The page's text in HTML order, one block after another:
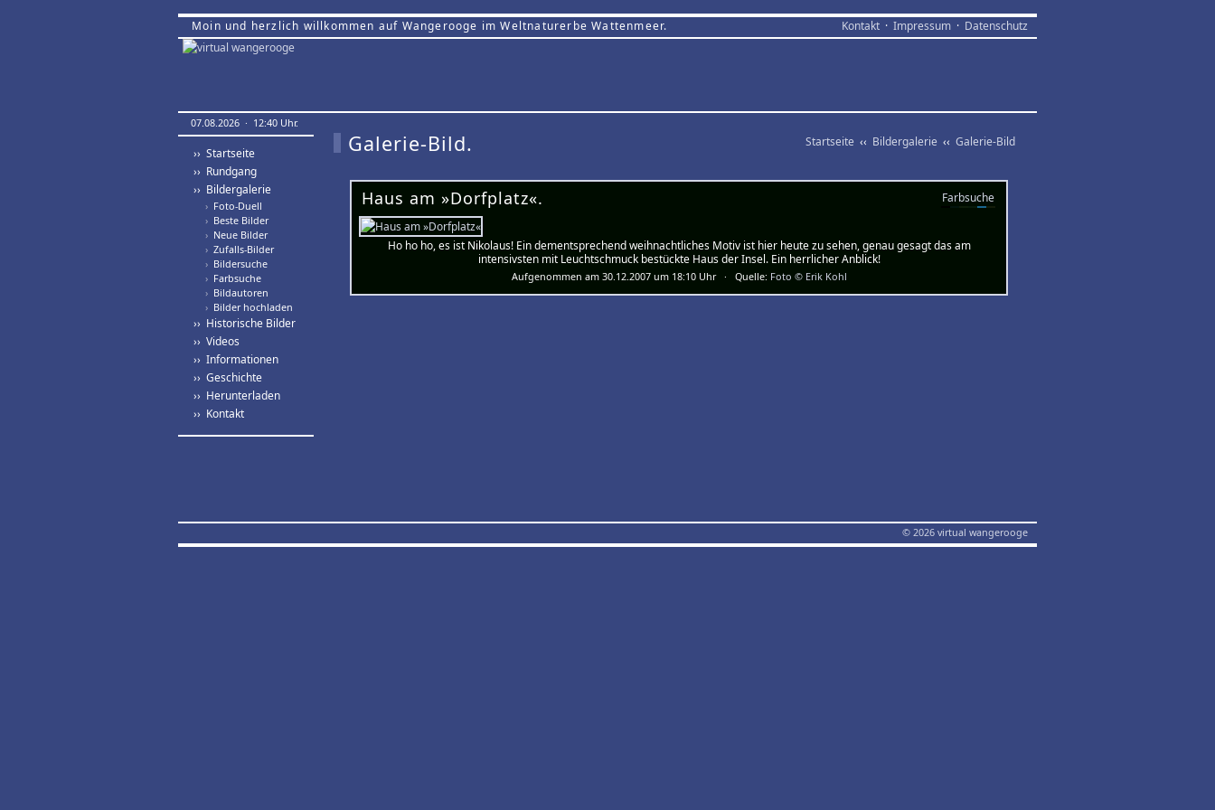
Moin und herzlich willkommen auf Wangerooge im Weltnaturerbe Wattenmeer. Kontakt · Impressum · Datenschutz
07.08.2026 · 12:40 Uhr.
›› Startseite
›› Rundgang
›› Bildergalerie
› Foto-Duell
› Beste Bilder
› Neue Bilder
› Zufalls-Bilder
› Bildersuche
› Farbsuche
› Bildautoren
› Bilder hochladen
›› Historische Bilder
›› Videos
›› Informationen
›› Geschichte
›› Herunterladen
›› Kontakt
Startseite ‹‹ Bildergalerie ‹‹ Galerie-Bild
Galerie-Bild.
Farbsuche
Haus am »Dorfplatz«.
Ho ho ho, es ist Nikolaus! Ein dementsprechend weihnachtliches Motiv ist hier heute zu sehen, genau gesagt das am
intensivsten mit Leuchtschmuck bestückte Haus der Insel. Ein herrlicher Anblick!
Aufgenommen am 30.12.2007 um 18:10 Uhr · Quelle: Foto © Erik Kohl
© 2026 virtual wangerooge